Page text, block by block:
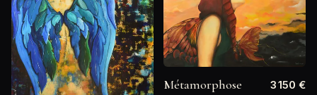
Métamorphose 3 150 €